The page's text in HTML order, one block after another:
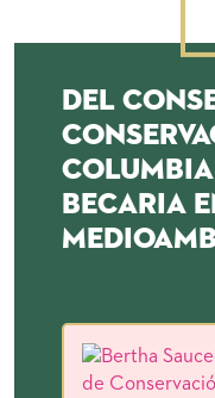
Del
becaria